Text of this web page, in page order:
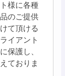
様に各種
のご提供
て頂ける
イアント
保護し、
ておりま